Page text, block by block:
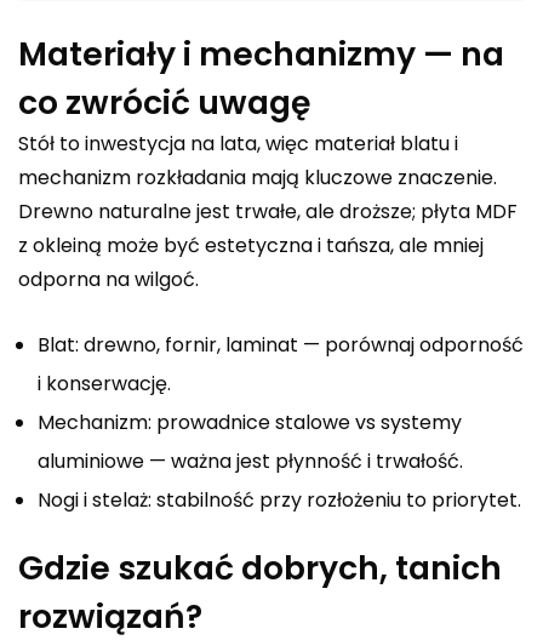
Materiały i mechanizmy — na
co zwrócić uwagę
Stół to inwestycja na lata, więc materiał blatu i
mechanizm rozkładania mają kluczowe znaczenie.
Drewno naturalne jest trwałe, ale droższe; płyta MDF
z okleiną może być estetyczna i tańsza, ale mniej
odporna na wilgoć.
Blat: drewno, fornir, laminat — porównaj odporność
i konserwację.
Mechanizm: prowadnice stalowe vs systemy
aluminiowe — ważna jest płynność i trwałość.
Nogi i stelaż: stabilność przy rozłożeniu to priorytet.
Gdzie szukać dobrych, tanich
rozwiązań?